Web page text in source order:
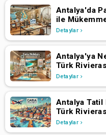
Antalya'da
ile
Detaylar
Antalya'ya
Türk
Detaylar
Antalya Tatil
Türk
Detaylar